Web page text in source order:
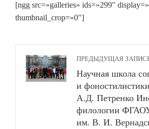
[ngg src=»galleries» ids=»299″
thumbnail_crop=»0″]
ПРЕДЫДУЩАЯ
Научная школа
и
А.Д. Петренко
филологии
им. В. И.